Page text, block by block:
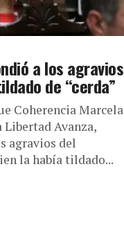
a los agravios
de “cerda”
Coherencia Marcela
Libertad Avanza,
agravios del
la había tildado...